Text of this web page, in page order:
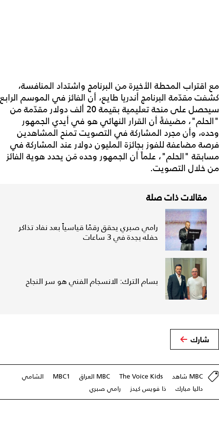
مع اقتراب المحطة الأخيرة من البرنامج واشتداد المنافسة،
كشفت مقدّمة البرنامج أندريا طايع، أن الفائز في الموسم الرابع
سيحصل على منحة تعليمية بقيمة 20 ألف دولار مقدّمة من
"الحلم"، مضيفةً أن القرار النهائي هو في أيدي الجمهور
وحده، وأن مجرد المشاركة في التصويت تمنح المشاهدين
فرصة مضاعفة للفوز بجائزة المليون دولار عند المشاركة في
مسابقة "الحلم"، علماً أن الجمهور وحده مَن يحدد هوية الفائز
من خلال التصويت.
مقالات ذات صلة
رامي صبري يحقق رقمًا قياسياً بعد نفاد تذاكر
حفله بجدة في 3 ساعات
بسام الترك: الانسجام الفني هو سر النجاح
شارك
MBC شاهد The Voice Kids MBC العراق MBC1
الشامي
داليا مبارك
ذا فويس كيدز رامي صبري